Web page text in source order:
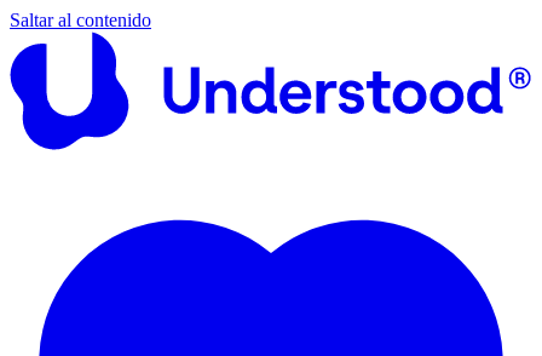
Saltar al contenido